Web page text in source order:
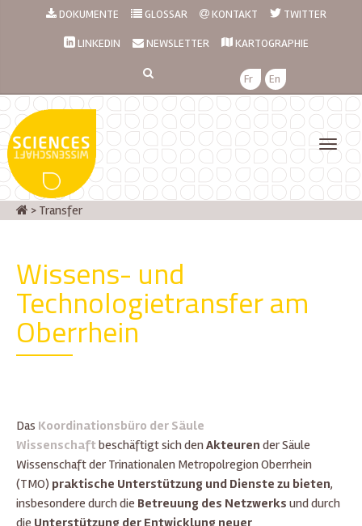
DOKUMENTE GLOSSAR KONTAKT TWITTER
LINKEDIN NEWSLETTER KARTOGRAPHIE
Fr En
> Transfer
Wissens- und
Technologietransfer am
Oberrhein
Das Koordinationsbüro der Säule
Wissenschaftbeschäftigt sich denAkteuren der Säule
Wissenschaft der Trinationalen Metropolregion Oberrhein
(TMO) praktische Unterstützung und Dienste zu bieten,
insbesondere durch die Betreuung des Netzwerks und durch
die Unterstützung der Entwicklung neuer